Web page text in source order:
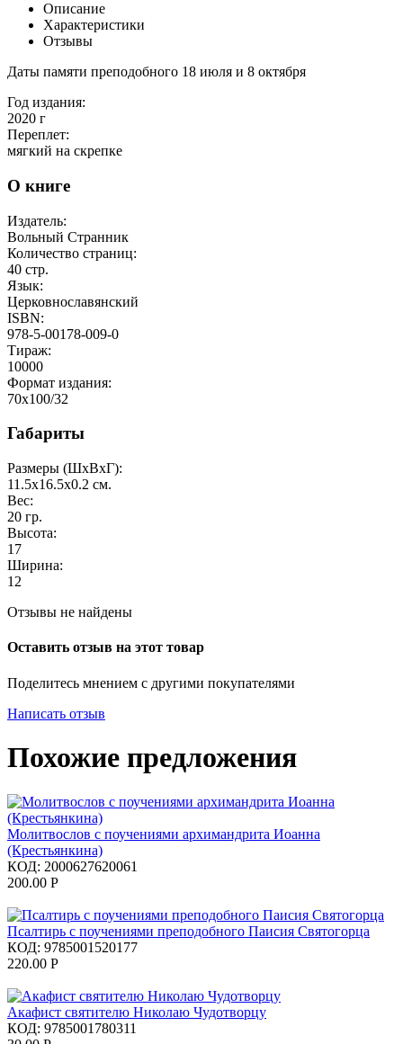
Описание
Характеристики
Отзывы
Даты памяти преподобного 18 июля и 8 октября
Год издания:
2020 г
Переплет:
мягкий на скрепке
О книге
Издатель:
Вольный Странник
Количество страниц:
40 стр.
Язык:
Церковнославянский
ISBN:
978-5-00178-009-0
Тираж:
10000
Формат издания:
70x100/32
Габариты
Размеры (ШxВxГ):
11.5x16.5x0.2 см.
Вес:
20 гр.
Высота:
17
Ширина:
12
Отзывы не найдены
Оставить отзыв на этот товар
Поделитесь мнением с другими покупателями
Написать отзыв
Похожие предложения
Молитвослов с поучениями архимандрита Иоанна
(Крестьянкина)
КОД: 2000627620061
200.00 Р
Псалтирь с поучениями преподобного Паисия Святогорца
КОД: 9785001520177
220.00 Р
Акафист святителю Николаю Чудотворцу
КОД: 9785001780311